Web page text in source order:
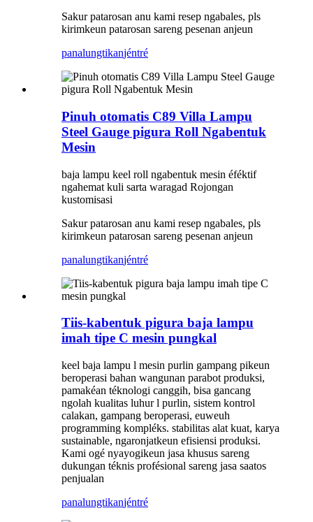
Sakur patarosan anu kami resep ngabales, pls
kirimkeun patarosan sareng pesenan anjeun
panalungtikanjéntré
Pinuh otomatis C89 Villa Lampu
Steel Gauge pigura Roll Ngabentuk
Mesin
baja lampu keel roll ngabentuk mesin éféktif
ngahemat kuli sarta waragad Rojongan
kustomisasi
Sakur patarosan anu kami resep ngabales, pls
kirimkeun patarosan sareng pesenan anjeun
panalungtikanjéntré
Tiis-kabentuk pigura baja lampu
imah tipe C mesin pungkal
keel baja lampu l mesin purlin gampang pikeun
beroperasi bahan wangunan parabot produksi,
pamakéan téknologi canggih, bisa gancang
ngolah kualitas luhur l purlin, sistem kontrol
calakan, gampang beroperasi, euweuh
programming kompléks. stabilitas alat kuat, karya
sustainable, ngaronjatkeun efisiensi produksi.
Kami ogé nyayogikeun jasa khusus sareng
dukungan téknis profésional sareng jasa saatos
penjualan
panalungtikanjéntré